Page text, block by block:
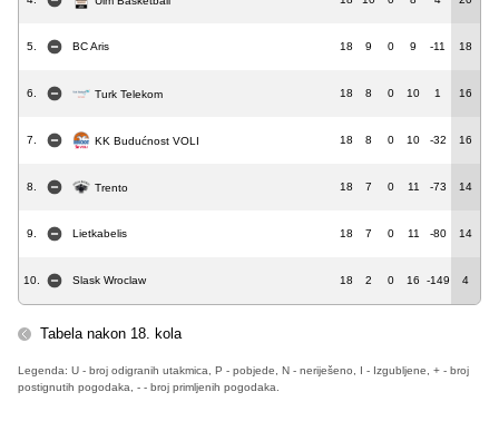
5. BC Aris 18 9 0 9 -11 18
6. Turk Telekom 18 8 0 10 1 16
7. KK Budućnost VOLI 18 8 0 10 -32 16
8. Trento 18 7 0 11 -73 14
9. Lietkabelis 18 7 0 11 -80 14
10. Slask Wroclaw 18 2 0 16 -149 4
Tabela nakon 18. kola
Legenda: U - broj odigranih utakmica, P - pobjede, N - neriješeno, I - Izgubljene, + - broj
postignutih pogodaka, - - broj primljenih pogodaka.